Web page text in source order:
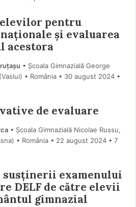
pentru
și evaluarea
acestora
• Școala Gimnazială George
• România
30 august 2024 •
de evaluare
• Școala Gimnazială Nicolae Russu,
• România
22 august 2024 • 7
susținerii examenului
DELF de către elevii
gimnazial